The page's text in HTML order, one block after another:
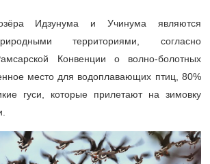
Идзунума и Учинума являются
территориями, согласно
Конвенции о волно-болотных
место для водоплавающих птиц, 80%
гуси, которые прилетают на зимовку